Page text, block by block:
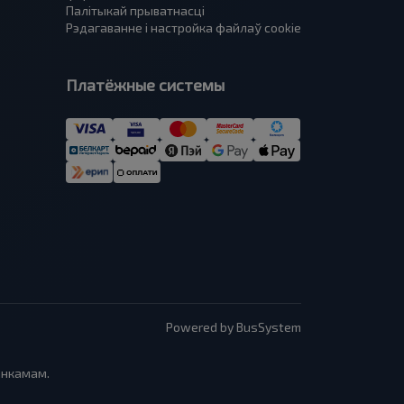
Палітыкай прыватнасці
Рэдагаванне і настройка файлаў cookie
Платёжные системы
Powered by BusSystem